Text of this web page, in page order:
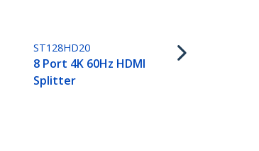
ST128HD20
8 Port 4K 60Hz HDMI
Splitter